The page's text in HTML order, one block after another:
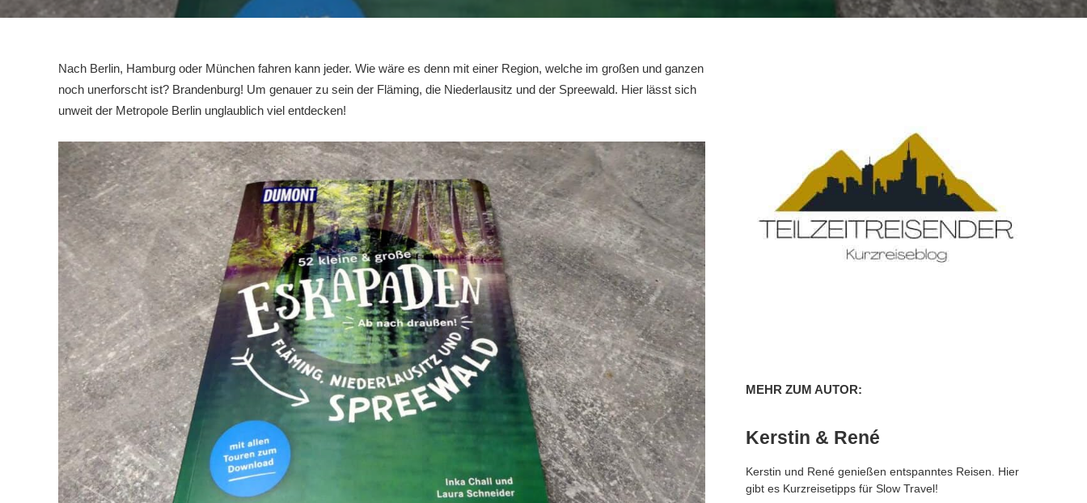
Nach Berlin, Hamburg oder München fahren kann jeder. Wie wäre es denn mit einer Region, welche im großen und ganzen
noch unerforscht ist? Brandenburg! Um genauer zu sein der Fläming, die Niederlausitz und der Spreewald. Hier lässt sich
unweit der Metropole Berlin unglaublich viel entdecken!
MEHR ZUM AUTOR:
Kerstin & René
Kerstin und René genießen entspanntes Reisen. Hier
gibt es Kurzreisetipps für Slow Travel!